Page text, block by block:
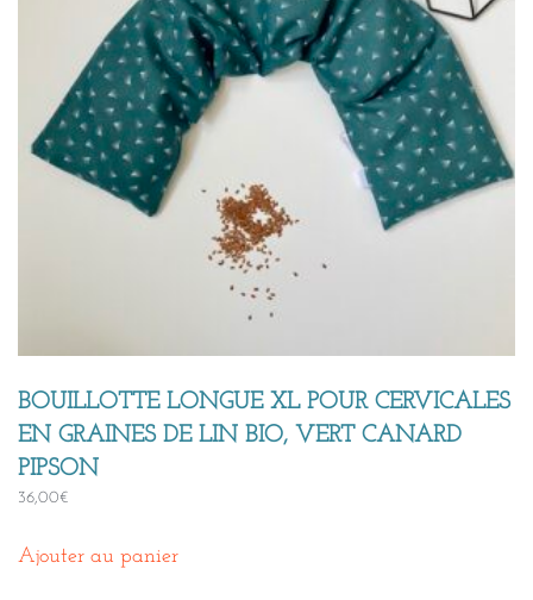
BOUILLOTTE LONGUE XL POUR CERVICALES
EN GRAINES DE LIN BIO, VERT CANARD
PIPSON
36,00€
Ajouter au panier